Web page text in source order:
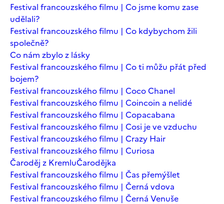
Festival francouzského filmu | Co jsme komu zase
udělali?
Festival francouzského filmu | Co kdybychom žili
společně?
Co nám zbylo z lásky
Festival francouzského filmu | Co ti můžu přát před
bojem?
Festival francouzského filmu | Coco Chanel
Festival francouzského filmu | Coincoin a nelidé
Festival francouzského filmu | Copacabana
Festival francouzského filmu | Cosi je ve vzduchu
Festival francouzského filmu | Crazy Hair
Festival francouzského filmu | Curiosa
Čaroděj z KremluČarodějka
Festival francouzského filmu | Čas přemýšlet
Festival francouzského filmu | Černá vdova
Festival francouzského filmu | Černá Venuše